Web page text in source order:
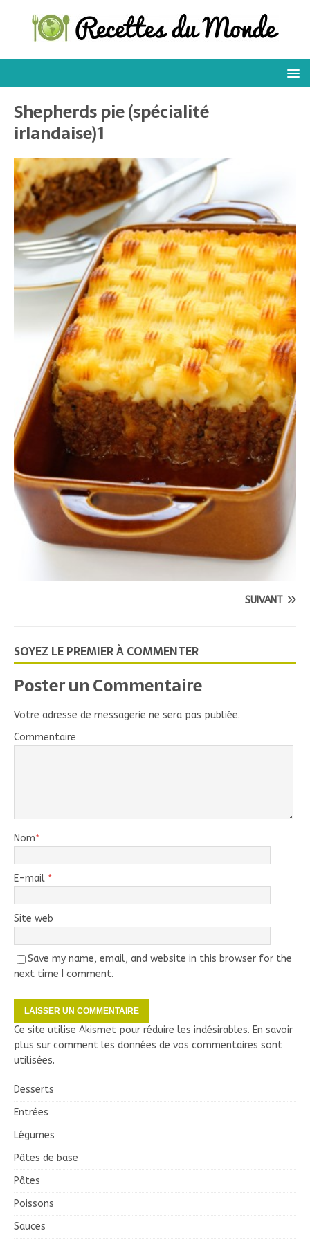
Shepherds pie (spécialité
irlandaise)1
SUIVANT
SOYEZ LE PREMIER À COMMENTER
Poster un Commentaire
Votre adresse de messagerie ne sera pas publiée.
Commentaire
Nom*
E-mail *
Site web
Save my name, email, and website in this browser for the
next time I comment.
Ce site utilise Akismet pour réduire les indésirables. En savoir
plus sur comment les données de vos commentaires sont
utilisées.
Desserts
Entrées
Légumes
Pâtes de base
Pâtes
Poissons
Sauces